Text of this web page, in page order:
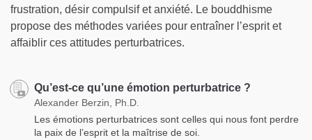
frustration, désir compulsif et anxiété. Le bouddhisme
propose des méthodes variées pour entraîner l’esprit et
affaiblir ces attitudes perturbatrices.
Qu’est-ce qu’une émotion perturbatrice ?
Alexander Berzin, Ph.D.
Les émotions perturbatrices sont celles qui nous font perdre
la paix de l’esprit et la maîtrise de soi.